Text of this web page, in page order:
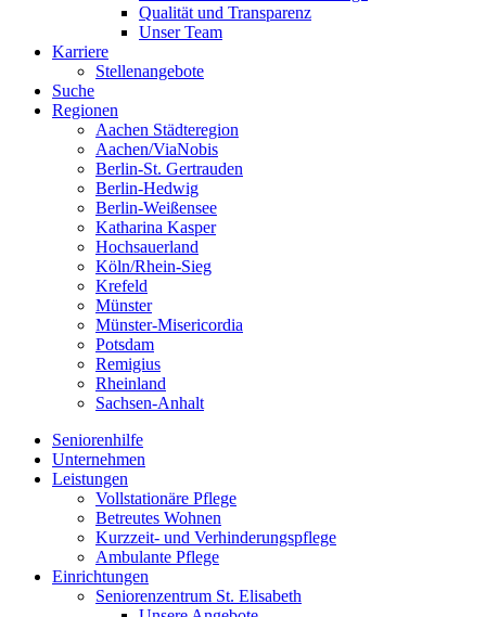
Qualität und Transparenz
Unser Team
Karriere
Stellenangebote
Suche
Regionen
Aachen Städteregion
Aachen/ViaNobis
Berlin-St. Gertrauden
Berlin-Hedwig
Berlin-Weißensee
Katharina Kasper
Hochsauerland
Köln/Rhein-Sieg
Krefeld
Münster
Münster-Misericordia
Potsdam
Remigius
Rheinland
Sachsen-Anhalt
Seniorenhilfe
Unternehmen
Leistungen
Vollstationäre Pflege
Betreutes Wohnen
Kurzzeit- und Verhinderungspflege
Ambulante Pflege
Einrichtungen
Seniorenzentrum St. Elisabeth